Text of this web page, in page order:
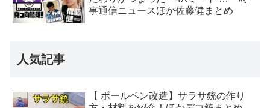
事通信ニュースほか佐藤健まとめ
人気記事
【 ボールペン改造】サラサ銃の作り